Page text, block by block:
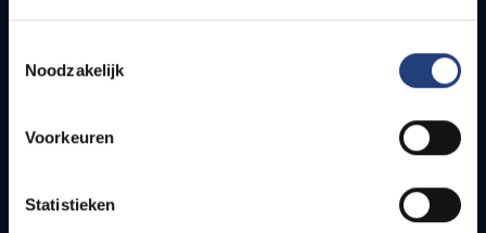
Noodzakelijk
Voorkeuren
Statistieken
Snel naar
Bereikbaarheid